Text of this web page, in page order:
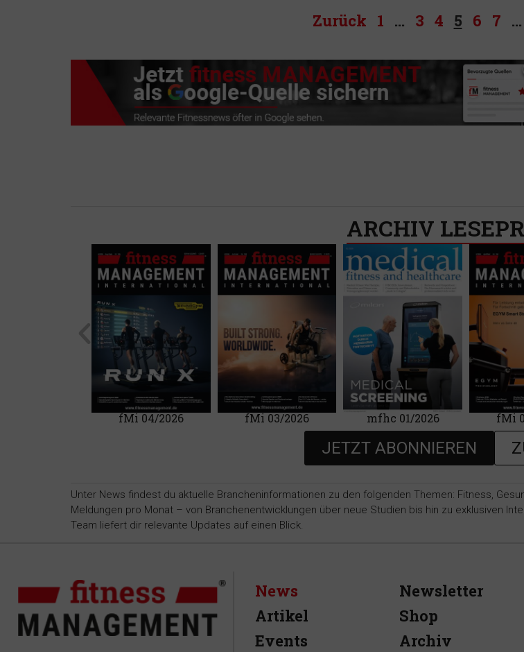
Zurück 1 … 3 4 5 6 7 …
ARCHIV
fMi 04/2026 fMi 03/2026 mfhc 01/2026 fMi
JETZT ABONNIEREN
Unter News findest du aktuelle Brancheninformationen zu den folgenden Themen: Fitness,
Meldungen pro Monat – von Branchenentwicklungen über neue Studien bis hin zu exklusiven
Team liefert dir relevante Updates auf einen Blick.
News
Artikel
Events
Newsletter
Shop
Archiv